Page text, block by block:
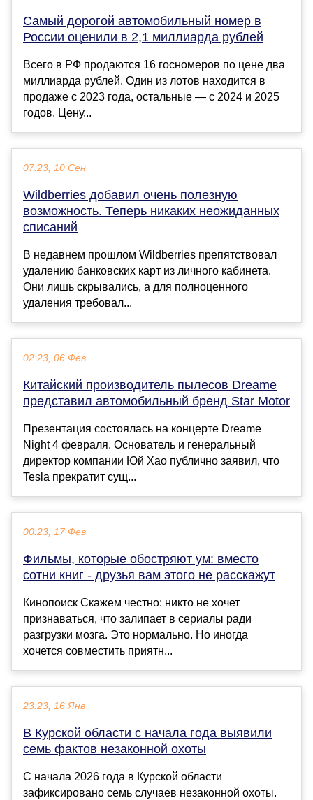
Самый дорогой автомобильный номер в
России оценили в 2,1 миллиарда рублей
Всего в РФ продаются 16 госномеров по цене два
миллиарда рублей. Один из лотов находится в
продаже с 2023 года, остальные — с 2024 и 2025
годов. Цену...
07:23, 10 Сен
Wildberries добавил очень полезную
возможность. Теперь никаких неожиданных
списаний
В недавнем прошлом Wildberries препятствовал
удалению банковских карт из личного кабинета.
Они лишь скрывались , а для полноценного
удаления требовал...
02:23, 06 Фев
Китайский производитель пылесов Dreame
представил автомобильный бренд Star Motor
Презентация состоялась на концерте Dreame
Night 4 февраля. Основатель и генеральный
директор компании Юй Хао публично заявил, что
Tesla прекратит сущ...
00:23, 17 Фев
Фильмы, которые обостряют ум: вместо
сотни книг - друзья вам этого не расскажут
Кинопоиск Скажем честно: никто не хочет
признаваться, что залипает в сериалы ради
разгрузки мозга. Это нормально. Но иногда
хочется совместить приятн...
23:23, 16 Янв
В Курской области с начала года выявили
семь фактов незаконной охоты
С начала 2026 года в Курской области
зафиксировано семь случаев незаконной охоты.